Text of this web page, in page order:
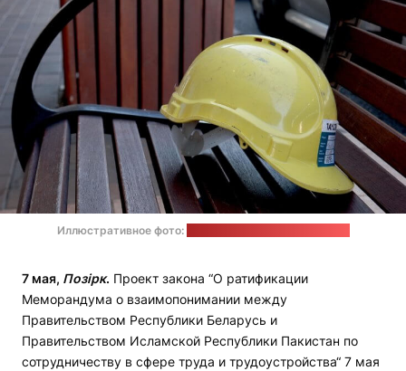
Иллюстративное фото:
7 мая, Позірк. Проект закона “О ратификации
Меморандума о взаимопонимании между
Правительством Республики Беларусь и
Правительством Исламской Республики Пакистан по
сотрудничеству в сфере труда и трудоустройства“ 7 мая